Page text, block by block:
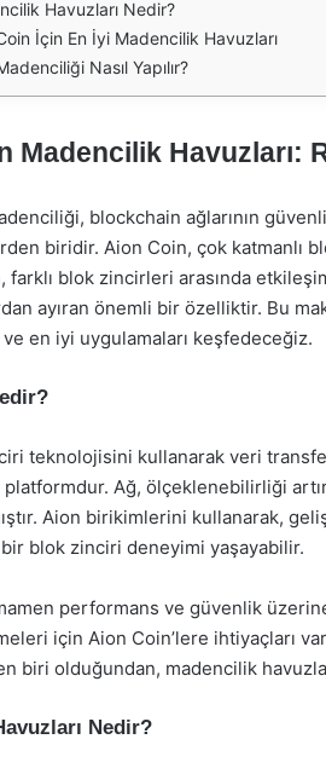
Havuzları Nedir?
İçin En İyi Madencilik Havuzları
Nasıl Yapılır?
Madencilik Havuzları:
blockchain ağlarının
biridir. Aion Coin, çok katmanlı
farklı blok zincirleri arasında
ayıran önemli bir özelliktir. Bu
en iyi uygulamaları keşfedeceğiz.
teknolojisini kullanarak veri
Ağ, ölçeklenebilirliği
Aion birikimlerini kullanarak,
blok zinciri deneyimi yaşayabilir.
performans ve güvenlik
için Aion Coin’lere ihtiyaçları
biri olduğundan, madencilik
Nedir?